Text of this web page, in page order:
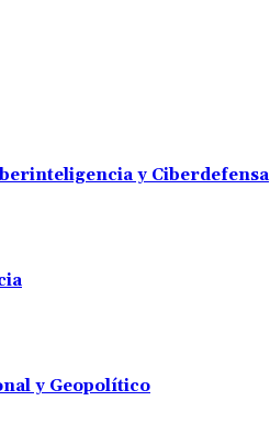
y Ciberdefensa
y Geopolítico